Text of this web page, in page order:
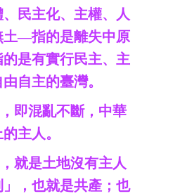
民主化、主權、人
土—指的是離失中原
是有實行民主、主
自主的臺灣。
即混亂不斷，中華
主人。
就是土地沒有主人
，也就是共產；也